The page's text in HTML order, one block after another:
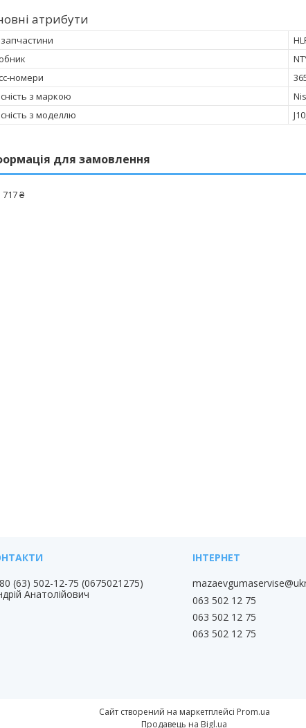
атрибути
номери
з маркою
з моделлю
для замовлення
717 ₴
(63) 502-12-75 0675021275
Анатолійович
063 502 12 75
063 502 12 75
063 502 12 75
Сайт створений на маркетплейсі Prom.ua
Продавець на Bigl.ua